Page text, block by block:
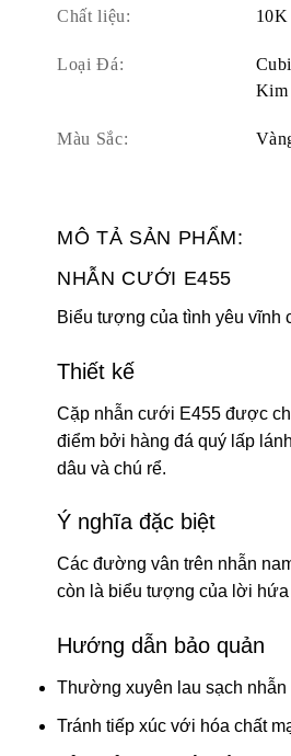
Chất liệu:
Loại Đá:
Kim
Màu Sắc:
MÔ TẢ SẢN PHẨM:
NHẪN CƯỚI E455
Biểu tượng của tình yêu vĩnh
Thiết kế
Cặp nhẫn cưới E455 được
điểm bởi hàng đá quý lấp
dâu và chú rể.
Ý nghĩa đặc biệt
Các đường vân trên nhẫn
còn là biểu tượng của lời
Hướng dẫn bảo quản
Thường xuyên lau sạch
Tránh tiếp xúc với hóa chất